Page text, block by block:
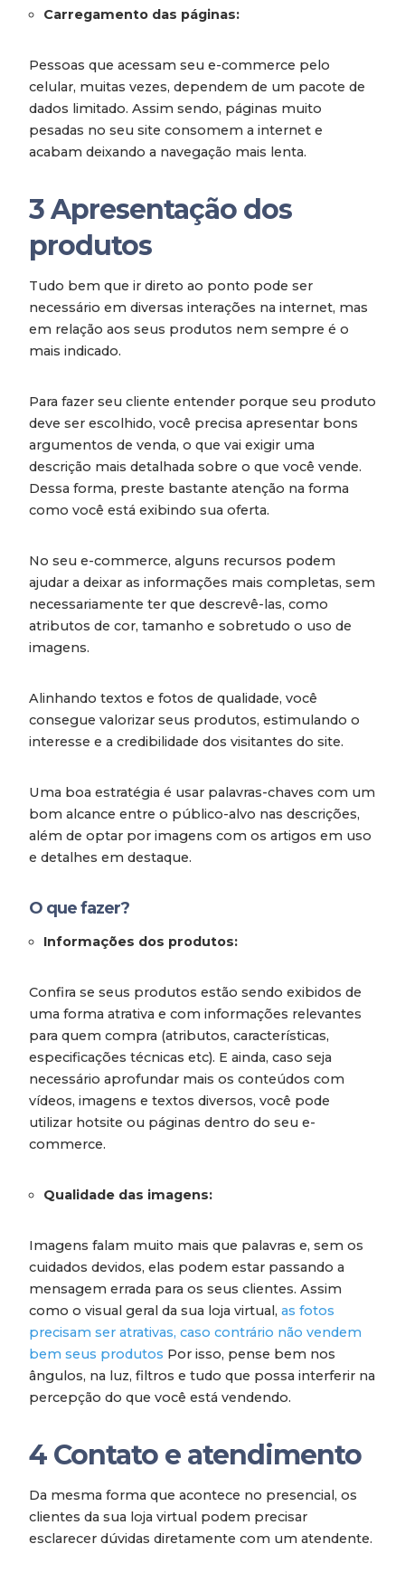
Carregamento das páginas:
Pessoas que acessam seu e-commerce pelo
celular, muitas vezes, dependem de um pacote de
dados limitado. Assim sendo, páginas muito
pesadas no seu site consomem a internet e
acabam deixando a navegação mais lenta.
3Apresentação dos
produtos
Tudo bem que ir direto ao ponto pode ser
necessário em diversas interações na internet, mas
em relação aos seus produtos nem sempre é o
mais indicado.
Para fazer seu cliente entender porque seu produto
deve ser escolhido, você precisa apresentar bons
argumentos de venda, o que vai exigir uma
descrição mais detalhada sobre o que você vende.
Dessa forma, preste bastante atenção na forma
como você está exibindo sua oferta.
No seu e-commerce, alguns recursos podem
ajudar a deixar as informações mais completas, sem
necessariamente ter que descrevê-las, como
atributos de cor, tamanho e sobretudo o uso de
imagens.
Alinhando textos e fotos de qualidade, você
consegue valorizar seus produtos, estimulando o
interesse e a credibilidade dos visitantes do site.
Uma boa estratégia é usar palavras-chaves com um
bom alcance entre o público-alvo nas descrições,
além de optar por imagens com os artigos em uso
e detalhes em destaque.
O que fazer?
Informações dos produtos:
Confira se seus produtos estão sendo exibidos de
uma forma atrativa e com informações relevantes
para quem compra (atributos, características,
especificações técnicas etc). E ainda, caso seja
necessário aprofundar mais os conteúdos com
vídeos, imagens e textos diversos, você pode
utilizar hotsite ou páginas dentro do seu e-
commerce.
Qualidade das imagens:
Imagens falam muito mais que palavras e, sem os
cuidados devidos, elas podem estar passando a
mensagem errada para os seus clientes. Assim
como o visual geral da sua loja virtual, as fotos
precisam ser atrativas, caso contrário não vendem
bem seus produtos Por isso, pense bem nos
ângulos, na luz, filtros e tudo que possa interferir na
percepção do que você está vendendo.
4 Contato e atendimento
Da mesma forma que acontece no presencial, os
clientes da sua loja virtual podem precisar
esclarecer dúvidas diretamente com um atendente.